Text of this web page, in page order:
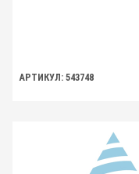
АРТИКУЛ: 543748